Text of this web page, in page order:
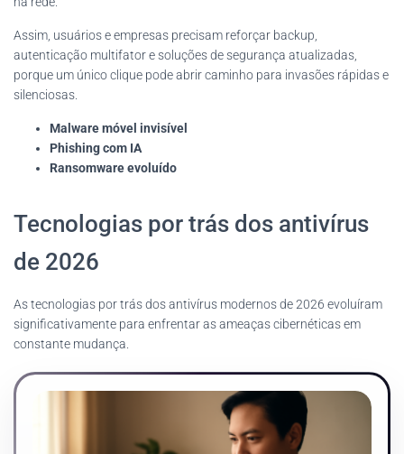
Assim, usuários e empresas precisam reforçar backup,
autenticação multifator e soluções de segurança atualizadas,
porque um único clique pode abrir caminho para invasões rápidas e
silenciosas.
Malware móvel invisível
Phishing com IA
Ransomware evoluído
Tecnologias por trás dos antivírus
de 2026
As tecnologias por trás dos antivírus modernos de 2026 evoluíram
significativamente para enfrentar as ameaças cibernéticas em
constante mudança.